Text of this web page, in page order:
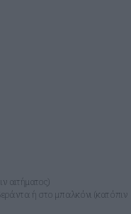
αιτήματος)
ή στο μπαλκόνι (κατόπιν